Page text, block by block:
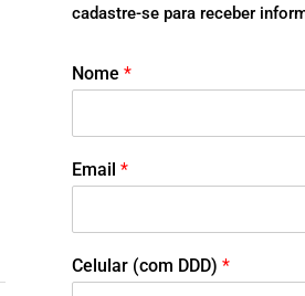
cadastre-se para receber
Nome *
Email *
Celular (com DDD) *